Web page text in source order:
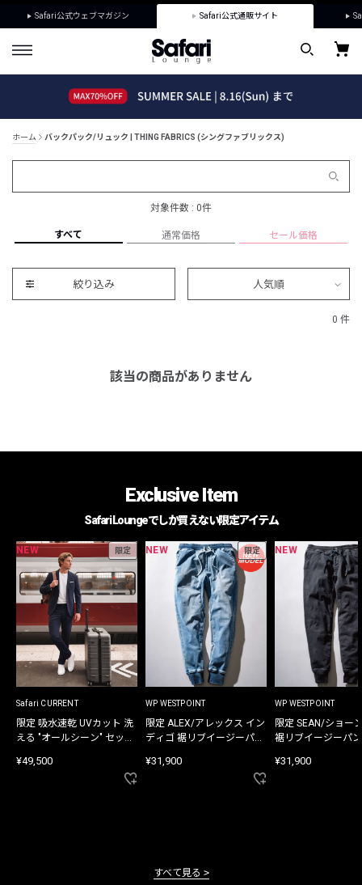
Safari公式ウェブマガジン Safari公式通販サイト
ホーム バックパック/リュック | THING FABRICS (シングファブリックス)
対象件数 : 0件
すべて 通常価格 セール価格
絞り込み 人気順
0 件
該当の商品がありません
Exclusive Item
Safari Loungeでしか買えない限定アイテム
NEW 限定
Safari CURRENT
限定 吸水速乾 UVカット 洗
える "オールシーン" セット
¥49,500
NEW 限定
WP WESTPOINT
限定 ALEX/アレックス イン
ディゴ 裾リブイージーパン
¥31,900
NEW
WP WESTPOINT
限定 SEAN/ショー
裾リブイージーパ
¥31,900
すべて見る